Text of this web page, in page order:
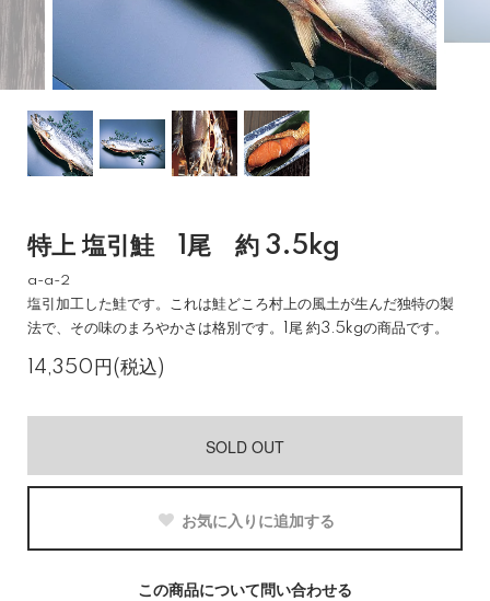
特上 塩引鮭 1尾 約 3.5kg
a-a-2
塩引加工した鮭です。これは鮭どころ村上の風土が生んだ独特の製
法で、その味のまろやかさは格別です。1尾 約3.5kgの商品です。
14,350円(税込)
SOLD OUT
お気に入りに追加する
この商品について問い合わせる